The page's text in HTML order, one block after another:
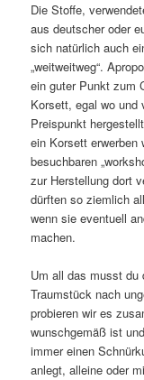
Die Stoffe,
aus deutscher oder
sich natürlich auch
„weitweitweg“.
ein guter Punkt zum
Korsett, egal wo und
Preispunkt
ein Korsett erwerben
besuchbaren
zur Herstellung dort
dürften so ziemlich
wenn sie eventuell
machen.
Um all das musst du
Traumstück nach
probieren wir es
wunschgemäß ist
immer einen
anlegt, alleine oder